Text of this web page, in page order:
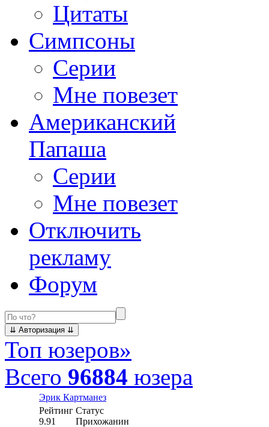
Цитаты
Симпсоны
Серии
Мне повезет
Американский
Папаша
Серии
Мне повезет
Отключить
рекламу
Форум
Топ юзеров»
Всего 96884 юзера
Эрик Картманез
Рейтинг
9.91
Статус
Прихожанин